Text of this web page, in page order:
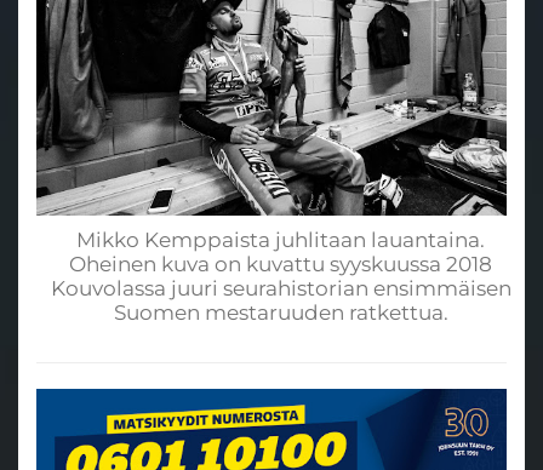
Mikko Kemppaista juhlitaan lauantaina.
Oheinen kuva on kuvattu syyskuussa 2018
Kouvolassa juuri seurahistorian ensimmäisen
Suomen mestaruuden ratkettua.